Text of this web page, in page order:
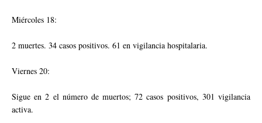
Miércoles 18:
2 muertes. 34 casos positivos. 61 en vigilancia hospitalaria.
Viernes 20:
Sigue en 2 el número de muertos; 72 casos positivos, 301 vigilancia
activa.